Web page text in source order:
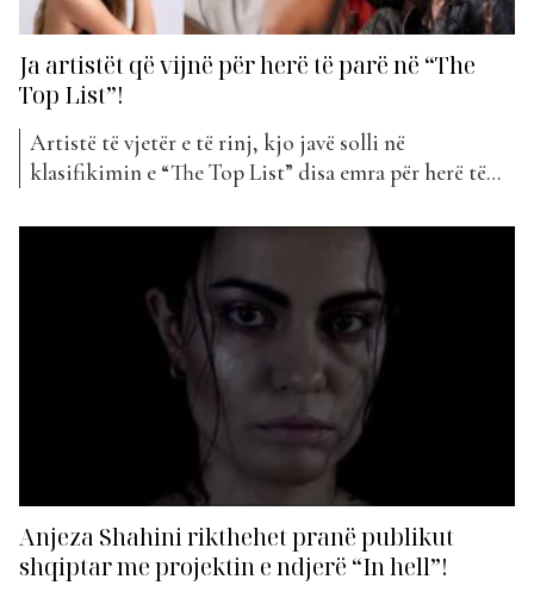
Ja artistët që vijnë për herë të parë në “The
Top List”!
Artistë të vjetër e të rinj, kjo javë solli në
klasifikimin e “The Top List” disa emra për herë të
lindur më 4 maj 1987 në Tiranë. Në vitin 2003, në
moshën 16-vjeçare, Anjeza Shahini, fitoi edicionin e
Anjeza Shahini rikthehet pranë publikut
shqiptar me projektin e ndjerë “In hell”!